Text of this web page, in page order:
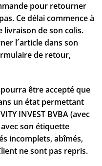
pour retourner
Ce délai commence à
livraison de son colis.
l´article dans son
de retour,
être accepté que
un état permettant
INVEST BVBA (avec
son étiquette
incomplets, abîmés,
ne sont pas repris.